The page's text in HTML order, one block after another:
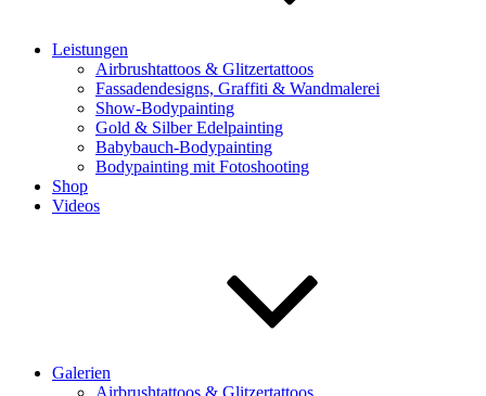
Leistungen
Airbrushtattoos & Glitzertattoos
Fassadendesigns, Graffiti & Wandmalerei
Show-Bodypainting
Gold & Silber Edelpainting
Babybauch-Bodypainting
Bodypainting mit Fotoshooting
Shop
Videos
Galerien
Airbrushtattoos & Glitzertattoos